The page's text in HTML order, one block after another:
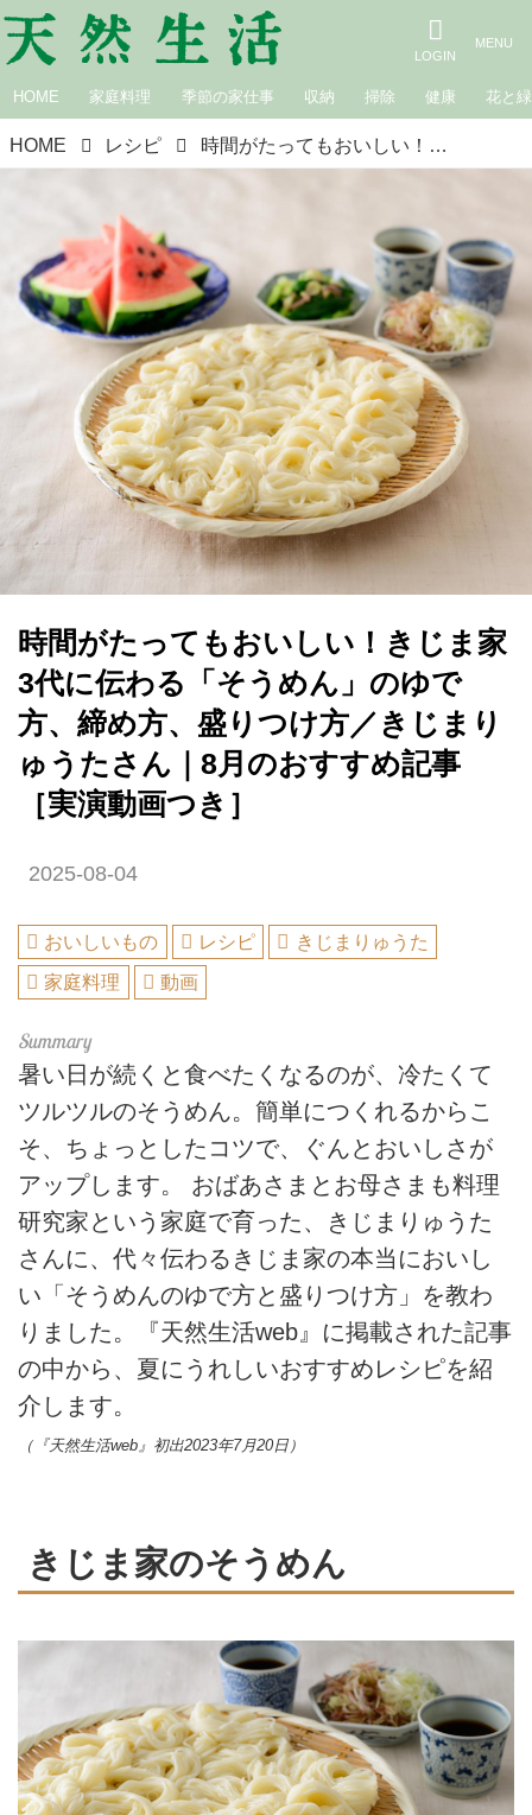
HOME 家庭料理 季節の家仕事 収納 掃除 健康 花と緑
HOME レシピ 時間がたってもおいしい！きじま家3代に伝わる「そうめん」のゆで方、締め方、盛りつけ方／きじまりゅうたさん｜8月のおすすめ記事［実演動画つき］
時間がたってもおいしい！きじま家
3代に伝わる「そうめん」のゆで
方、締め方、盛りつけ方／きじまり
ゅうたさん｜8月のおすすめ記事
［実演動画つき］
2025-08-04
おいしいもの レシピ
きじまりゅうた
家庭料理
動画
暑い日が続くと食べたくなるのが、冷たくて
ツルツルのそうめん。簡単につくれるからこ
そ、ちょっとしたコツで、ぐんとおいしさが
アップします。 おばあさまとお母さまも料理
研究家という家庭で育った、きじまりゅうた
さんに、代々伝わるきじま家の本当においし
い「そうめんのゆで方と盛りつけ方」を教わ
りました。『天然生活web』に掲載された記事
の中から、夏にうれしいおすすめレシピを紹
介します。
（『天然生活web』初出2023年7月20日）
きじま家のそうめん